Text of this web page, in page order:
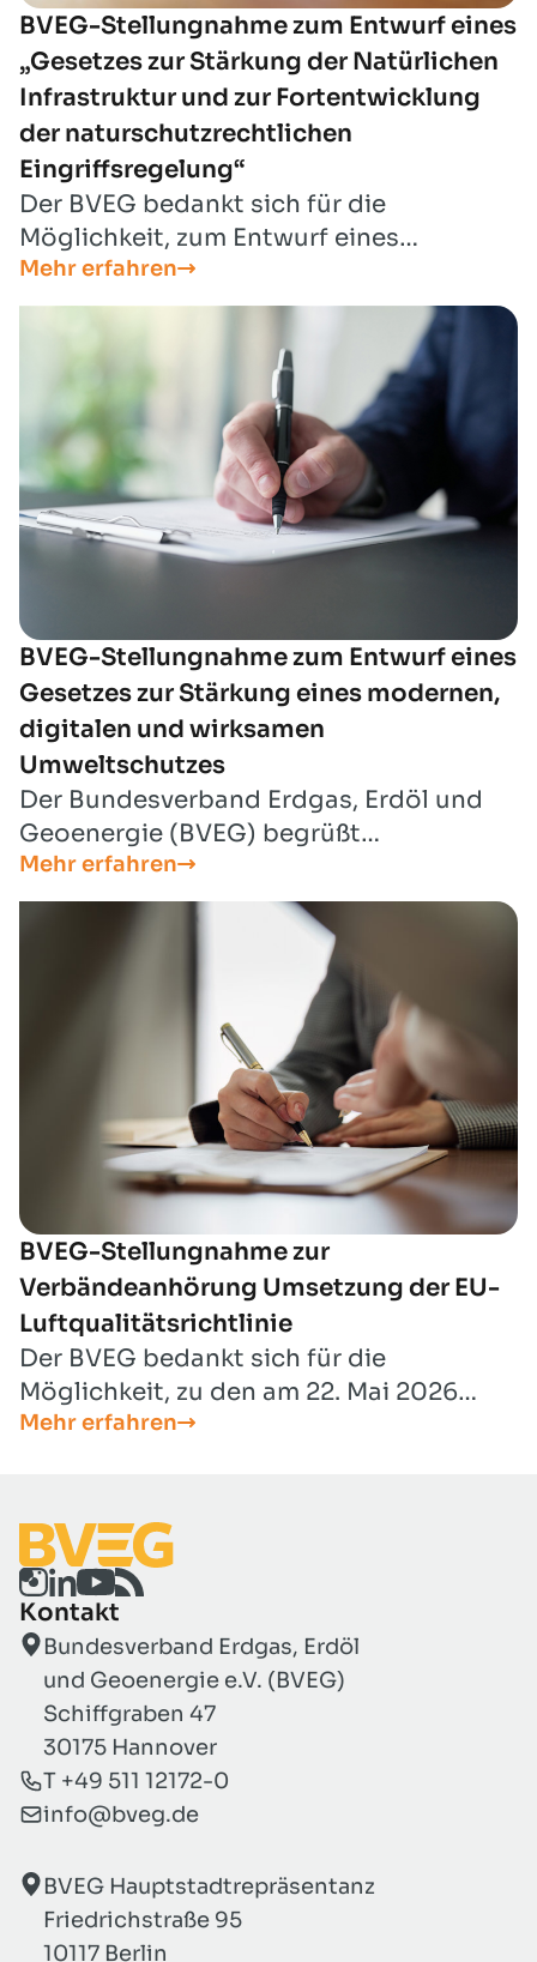
BVEG-Stellungnahme zum Entwurf eines
„Gesetzes zur Stärkung der Natürlichen
Infrastruktur und zur Fortentwicklung
der naturschutzrechtlichen
Eingriffsregelung“
Der BVEG bedankt sich für die
Möglichkeit, zum Entwurf eines
„Gesetzes zur Stärkung der Natürlichen
Infrastruktur und zur Fortentwicklung
Eingriffsregelung“ Stellung nehmen zu
können.
Mehr erfahren
BVEG-Stellungnahme zum Entwurf eines
Gesetzes zur Stärkung eines modernen,
digitalen und wirksamen
Umweltschutzes
Der Bundesverband Erdgas, Erdöl und
Geoenergie (BVEG) begrüßt
grundsätzlich das Ziel, Umweltrecht zu
modernisieren und Verfahren zu
beschleunigen. Hervorzuheben ist, dass
nunmehr in Umsetzung des
Koalitionsvertrages, der föderalen
Modernisierungsagenda und des Paktes
für Planungs-, Genehmigungs- und
Umsetzungsbeschleunigung
Maßnahmen des Bürokratieabbaus und
der Verfahrensbeschleunigung
angegangen werden.
Mehr erfahren
BVEG-Stellungnahme zur
Verbändeanhörung Umsetzung der EU-
Luftqualitätsrichtlinie
Der BVEG bedankt sich für die
Möglichkeit, zu den am 22. Mai 2026
vorgelegten Entwürfen zur Umsetzung
(Entwurf für ein Artikelgesetz und
Entwurf für eine Neufassung der 39.
BImSchV).
Mehr erfahren
Kontakt
Bundesverband Erdgas, Erdöl
und Geoenergie e.V. (BVEG)
Schiffgraben 47
30175 Hannover
T +49 511 12172-0
info@bveg.de
BVEG Hauptstadtrepräsentanz
Friedrichstraße 95
10117 Berlin